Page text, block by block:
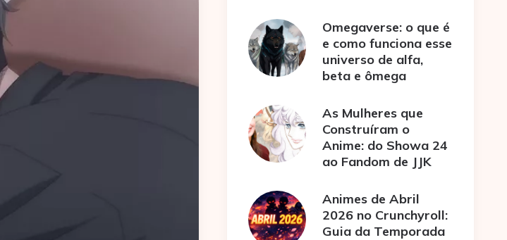
Omegaverse: o que é
e como funciona esse
universo de alfa,
beta e ômega
As Mulheres que
Construíram o
Anime: do Showa 24
ao Fandom de JJK
Animes de Abril
2026 no Crunchyroll:
Guia da Temporada